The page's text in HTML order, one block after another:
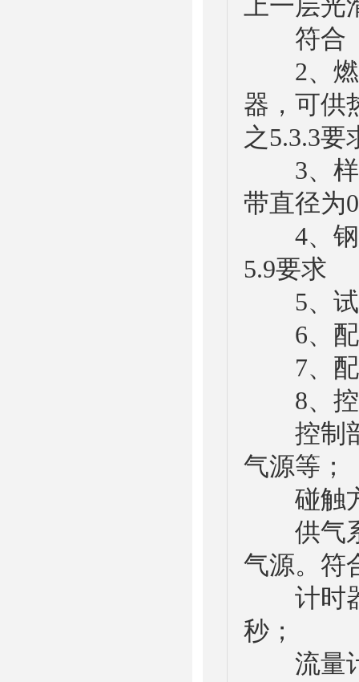
上一层光
符合（
2、燃
器，可供
之5.3.3要
3、样
带直径为
4、钢丝
5.9要求
5、试
6、配
7、配
8、控制
控制部
气源等；
碰触方
供气系
气源。符
计时器
秒；
流量计